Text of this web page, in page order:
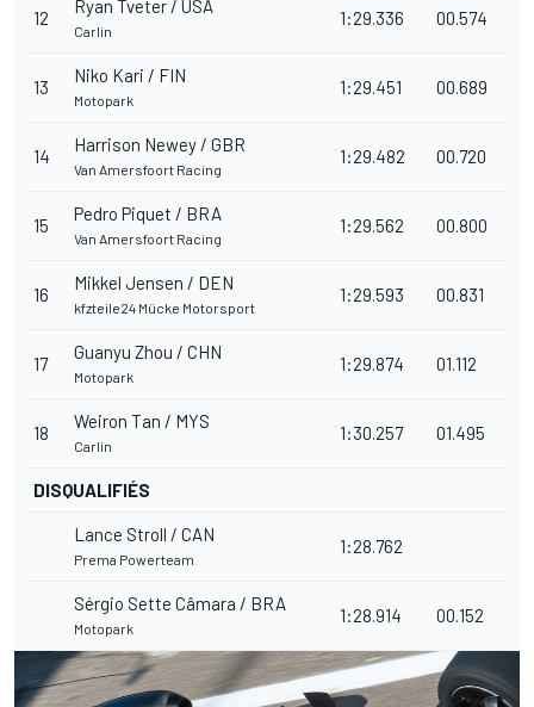
12
Ryan Tveter / USA
Carlin
1:29.336 00.574
13
Niko Kari / FIN
Motopark
1:29.451 00.689
14
Harrison Newey / GBR
Van Amersfoort Racing
1:29.482 00.720
15
Pedro Piquet / BRA
Van Amersfoort Racing
1:29.562 00.800
16
Mikkel Jensen / DEN
kfzteile24 Mücke Motorsport
1:29.593 00.831
17
Guanyu Zhou / CHN
Motopark
1:29.874 01.112
18
Weiron Tan / MYS
Carlin
1:30.257 01.495
DISQUALIFIÉS
Lance Stroll / CAN
Prema Powerteam
1:28.762
Sérgio Sette Câmara / BRA
Motopark
1:28.914 00.152